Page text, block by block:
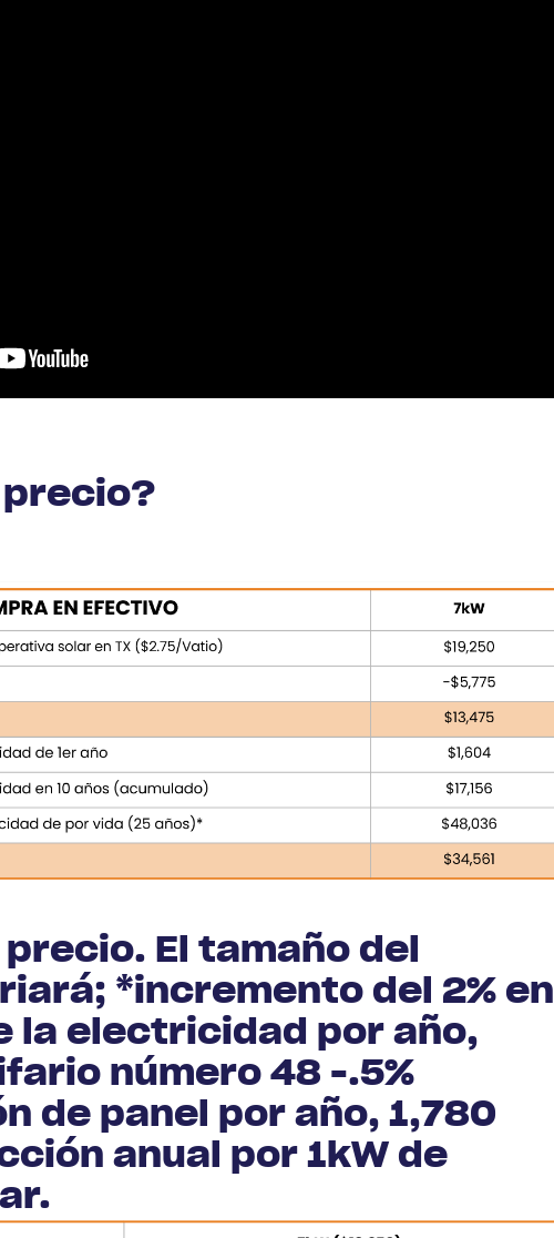
precio?
El tamaño del
*incremento del 2% en
la electricidad por año,
número 48 -.5%
de panel por año, 1,780
anual por 1kW de